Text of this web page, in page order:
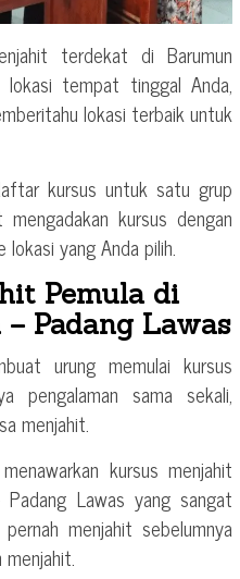
terdekat di Barumun
tempat tinggal Anda,
lokasi terbaik untuk
kursus untuk satu grup
kursus dengan
yang Anda pilih.
Pemula di
Padang Lawas
urung memulai kursus
pengalaman sama sekali,
menjahit.
kursus menjahit
Lawas yang sangat
menjahit sebelumnya